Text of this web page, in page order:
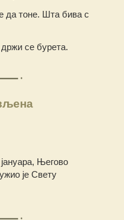
да тоне. Шта бива с
се бурета.
Његово
је Свету